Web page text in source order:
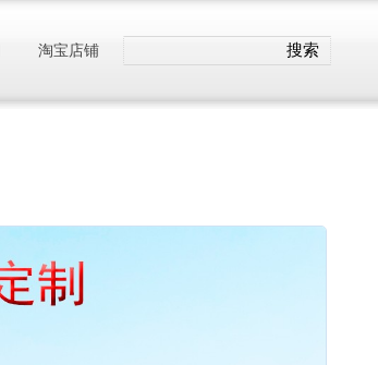
淘宝店铺 搜索